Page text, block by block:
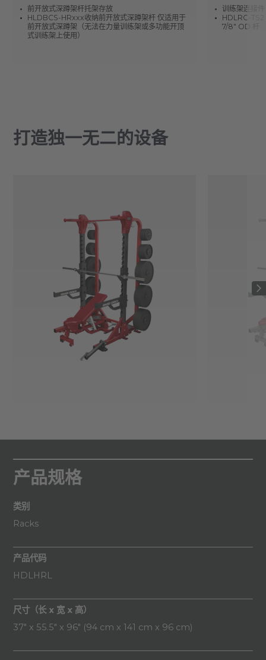
前开放式深蹲架杆托架存放
HLDBCS-HRxxx收纳前开放式深蹲架杆 仅适用于
前开放式深蹲架（无法在力量训练架或多功能开顶
式训练架上使用）
训练架连接件
HDLRC-TS2
7/8" OD 杆
打造独一无二的设备
产品规格
类别
Racks
产品代码
HDLHRL
尺寸（长 x 宽 x 高）
37" x 55.5" x 96" (94 cm x 141 cm x 96 cm)